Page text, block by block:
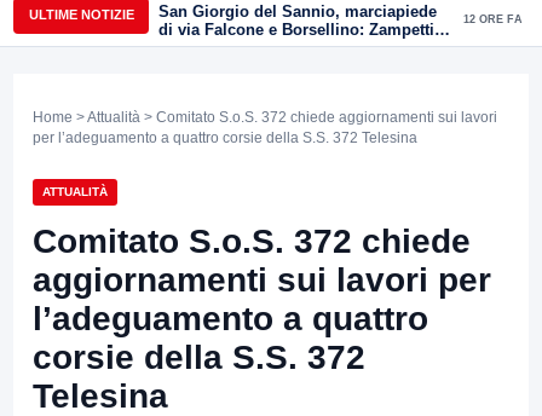
ULTIME NOTIZIE
San Giorgio del Sannio, marciapiede
di via Falcone e Borsellino: Zampetti e
Lombardi replicano alle polemiche
12 ORE FA
Home >Attualità > Comitato S.o.S. 372 chiede aggiornamenti sui lavori
per l’adeguamento a quattro corsie della S.S. 372 Telesina
ATTUALITÀ
Comitato S.o.S. 372 chiede
aggiornamenti sui lavori per
l’adeguamento a quattro
corsie della S.S. 372
Telesina